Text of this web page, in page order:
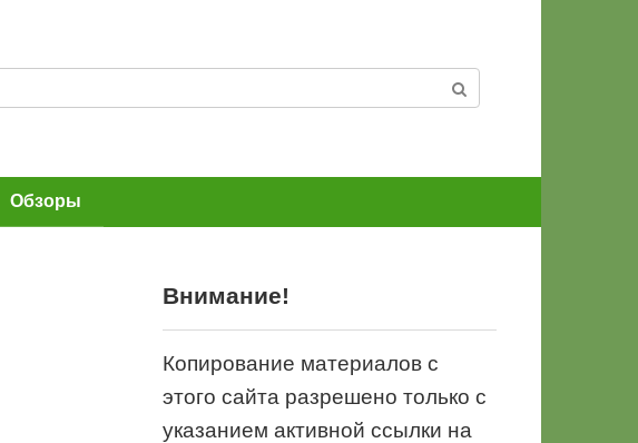
Обзоры
Внимание!
Копирование материалов с
этого сайта разрешено только с
указанием активной ссылки на